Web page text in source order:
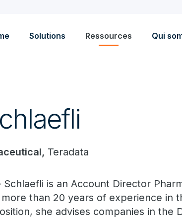
Solutions Ressources Qui
Teradata
Schlaefli is an Account Director
more than 20 years of experience in
she advises companies in the